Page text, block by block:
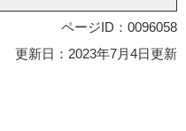
ページID：0096058
更新日：2023年7月4日更新